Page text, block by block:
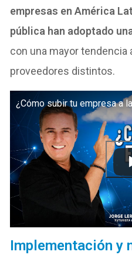
empresas en América
pública han adoptado
con una mayor tendencia
proveedores distintos.
¿Cómo subir tu empresa a
Implementación y